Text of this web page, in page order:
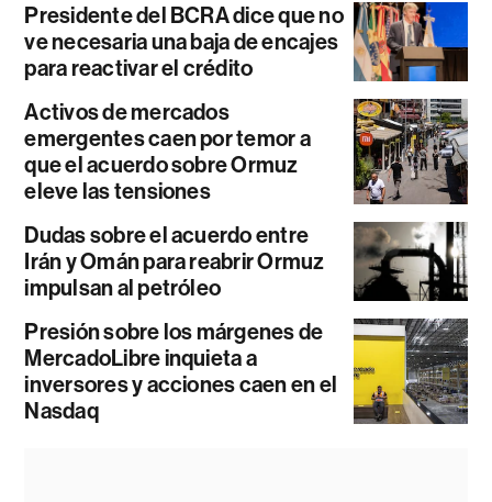
Presidente del BCRA dice que no
ve necesaria una baja de encajes
para reactivar el crédito
Activos de mercados
emergentes caen por temor a
que el acuerdo sobre Ormuz
eleve las tensiones
Dudas sobre el acuerdo entre
Irán y Omán para reabrir Ormuz
impulsan al petróleo
Presión sobre los márgenes de
MercadoLibre inquieta a
inversores y acciones caen en el
Nasdaq